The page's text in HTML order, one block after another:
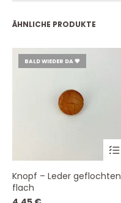
ÄHNLICHE PRODUKTE
BALD WIEDER DA 💗
Knopf – Leder geflochten
flach